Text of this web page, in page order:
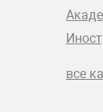
все